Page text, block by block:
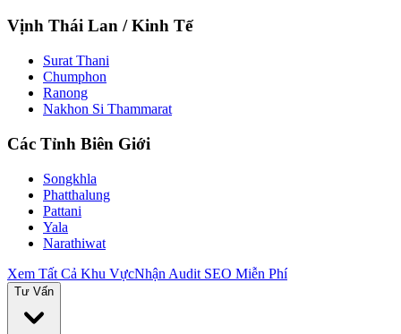
Vịnh Thái Lan / Kinh Tế
Surat Thani
Chumphon
Ranong
Nakhon Si Thammarat
Các Tỉnh Biên Giới
Songkhla
Phatthalung
Pattani
Yala
Narathiwat
Xem Tất Cả Khu VựcNhận Audit SEO Miễn Phí
Tư Vấn